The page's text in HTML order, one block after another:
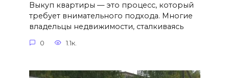
Выкуп квартиры — это процесс, который
требует внимательного подхода. Многие
владельцы недвижимости, сталкиваясь
0 1.1к.